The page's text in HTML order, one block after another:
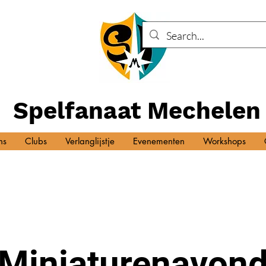
Spelfanaat Mechelen
Clubs Verlanglijstje Evenementen Workshops